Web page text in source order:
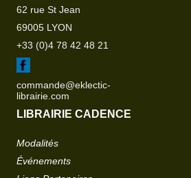
62 rue St Jean
69005 LYON
+33 (0)4 78 42 48 21
commande@eklectic-
librairie.com
LIBRAIRIE CADENCE
Modalités
Événements